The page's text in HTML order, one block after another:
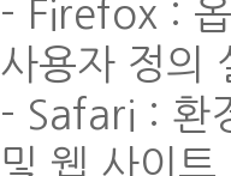
- Firefox :
사용자 정의
- Safari : 환
및 웹 사이